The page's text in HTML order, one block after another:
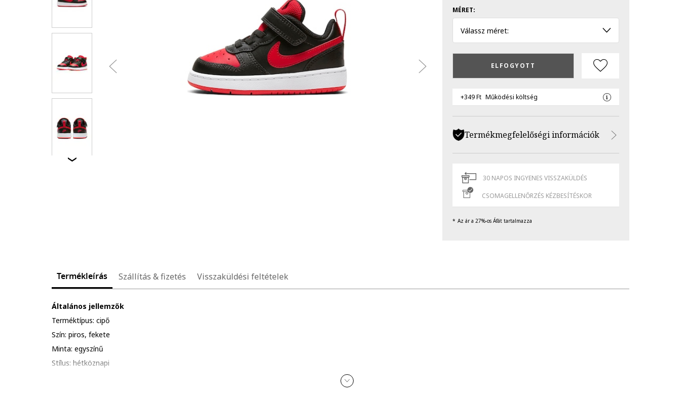
MÉRET:
Válassz méret:
ELFOGYOTT
+349 Ft Működési költség
Termékmegfelelőségi információk
30 NAPOS INGYENES VISSZAKÜLDÉS
CSOMAGELLENŐRZÉS KÉZBESÍTÉSKOR
Az ár a 27%-os Áfát tartalmazza
Termékleírás Szállítás & fizetés Visszaküldési feltételek
Általános jellemzők
Terméktípus: cipő
Szín: piros, fekete
Minta: egyszínű
Stílus: hétköznapi